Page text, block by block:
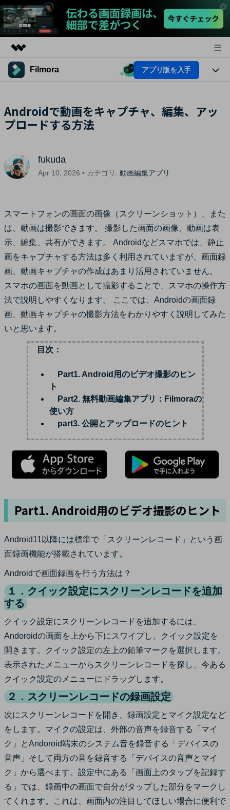
製品
ユーティリティ
概要
ソリューション
企業情報
サポート
Filmora アプリ版を入手
プラットフォーム
AI機能
AIヒント
活用法
Filmoraのユーザー層
動画編集のコツ
サポート
サポート
カスタマーサポート
ブランド紹介
購入する ログイン
検索
Androidで動画をキャプチャ、編集、アッ
プロードする方法
fukuda
Apr 10, 2026 • カテゴリ: 動画編集アプリ
スマートフォンの画面の画像（スクリーンショット）、また
は、動画は撮影できます。 撮影した画面の画像、動画は表
示、編集、共有ができます。 Androidなどスマホでは、静止
画をキャプチャする方法は多く利用されていますが、画面録
画、動画キャプチャの作成はあまり活用されていません。
スマホの画面を動画として撮影することで、スマホの操作方
法で説明しやすくなります。 ここでは、Androidの画面録
画、動画キャプチャの撮影方法をわかりやすく説明してみた
いと思います。
目次：
Part1. Android用のビデオ撮影のヒン
ト
Part2. 無料動画編集アプリ：Filmoraの
使い方
part3. 公開とアップロードのヒント
Part1. Android用のビデオ撮影のヒント
Android11以降には標準で「スクリーンレコード」という画
面録画機能が搭載されています。
Androidで画面録画を行う方法は？
１．クイック設定にスクリーンレコードを追加
する
クイック設定にスクリーンレコードを追加するには、
Andoroidの画面を上から下にスワイプし、クイック設定を
開きます。クイック設定の左上の鉛筆マークを選択します。
表示されたメニューからスクリーンレコードを探し、今ある
クイック設定のメニューにドラッグします。
２．スクリーンレコードの録画設定
次にスクリーンレコードを開き、録画設定とマイク設定など
をします。マイクの設定は、外部の音声を録音する「マイ
ク」とAndoroid端末のシステム音を録音する「デバイスの
音声」そして両方の音を録音する「デバイスの音声とマイ
ク」から選べます。設定中にある「画面上のタップを記録す
る」では、録画中の画面で自分がタップした部分をマークし
てくれます。これは、画面内の注目してほしい場合に便利で